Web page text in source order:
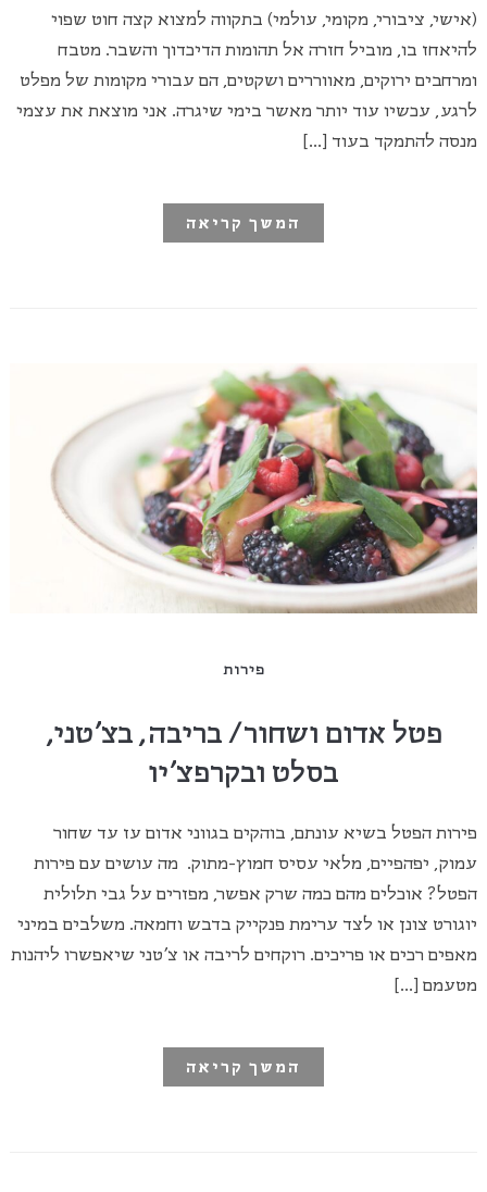
(אישי, ציבורי, מקומי, עולמי) בתקווה למצוא קצה חוט שפוי
להיאחז בו, מוביל חזרה אל תהומות הדיכדוך והשבר. מטבח
ומרחבים ירוקים, מאווררים ושקטים, הם עבורי מקומות של מפלט
לרגע, עכשיו עוד יותר מאשר בימי שיגרה. אני מוצאת את עצמי
מנסה להתמקד בעוד […]
המשך קריאה
פירות
פטל אדום ושחור/ בריבה, בצ'טני,
בסלט ובקרפצ'יו
פירות הפטל בשיא עונתם, בוהקים בגווני אדום עז עד שחור
עמוק, יפהפיים, מלאי עסיס חמוץ-מתוק. מה עושים עם פירות
הפטל? אוכלים מהם כמה שרק אפשר, מפזרים על גבי תלולית
יוגורט צונן או לצד ערימת פנקייק בדבש וחמאה. משלבים במיני
מאפים רכים או פריכים. רוקחים לריבה או צ'טני שיאפשרו ליהנות
מטעמם […]
המשך קריאה